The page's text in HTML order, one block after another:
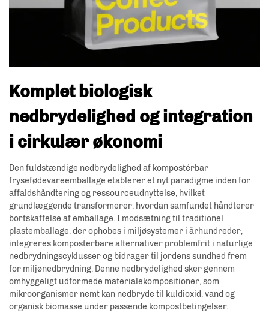
Komplet biologisk
nedbrydelighed og integration
i cirkulær økonomi
Den fuldstændige nedbrydelighed af kompostérbar
frysefødevareemballage etablerer et nyt paradigme inden for
affaldshåndtering og ressourceudnyttelse, hvilket
grundlæggende transformerer, hvordan samfundet håndterer
bortskaffelse af emballage. I modsætning til traditionel
plastemballage, der ophobes i miljøsystemer i århundreder,
integreres komposterbare alternativer problemfrit i naturlige
nedbrydningscyklusser og bidrager til jordens sundhed frem
for miljønedbrydning. Denne nedbrydelighed sker gennem
omhyggeligt udformede materialekompositioner, som
mikroorganismer nemt kan nedbryde til kuldioxid, vand og
organisk biomasse under passende kompostbetingelser.